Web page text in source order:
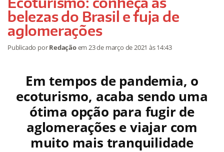
belezas do Brasil e fuja de
aglomerações
Publicado porRedaçãoem23 de março de 2021às 14:43
Em tempos de pandemia, o
ecoturismo, acaba sendo uma
ótima opção para fugir de
aglomerações e viajar com
muito mais tranquilidade